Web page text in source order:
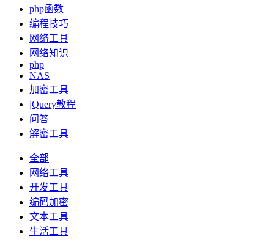
php函数
编程技巧
网络工具
网络知识
php
NAS
加密工具
jQuery教程
问答
解密工具
全部
网络工具
开发工具
编码加密
文本工具
生活工具